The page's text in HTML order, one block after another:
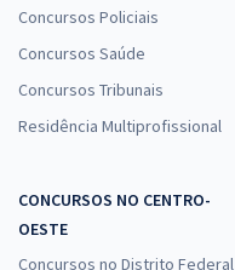
Concursos Policiais
Concursos Saúde
Concursos Tribunais
Residência Multiprofissional
CONCURSOS NO CENTRO-
OESTE
Concursos no Distrito Federal